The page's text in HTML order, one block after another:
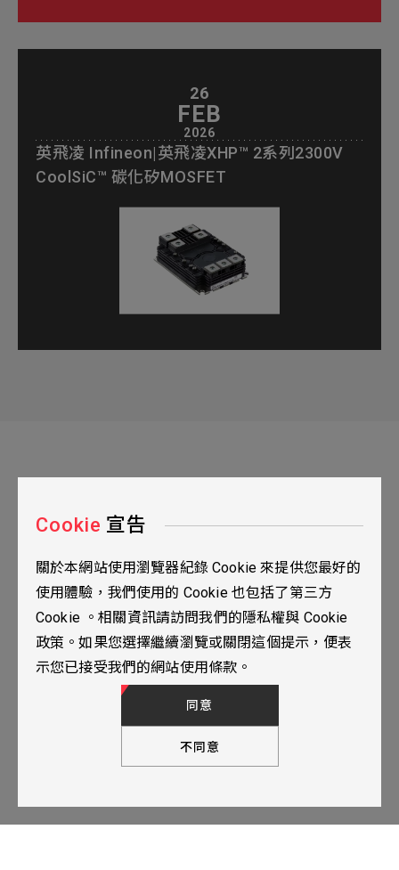
26
FEB
2026
英飛凌 Infineon|英飛凌XHP™ 2系列2300V
CoolSiC™ 碳化矽MOSFET
台北市115南港區三重路19之2號九樓
02-2655-0077
02-2655-0666
TOP
人才招募 隱私權政策
© 2024 YUBANTEC. All Rights Reserved. Designed by
Cookie 宣告
關於本網站使用瀏覽器紀錄 Cookie 來提供您最好的
使用體驗，我們使用的 Cookie 也包括了第三方
Cookie 。相關資訊請訪問我們的隱私權與 Cookie
政策。如果您選擇繼續瀏覽或關閉這個提示，便表
示您已接受我們的網站使用條款。
不同意
同意